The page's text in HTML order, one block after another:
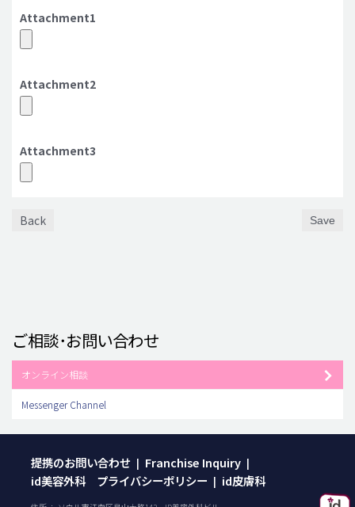
Attachment1
Attachment2
Attachment3
Back Save
ご相談･お問い合わせ
オンライン相談
Messenger Channel
提携のお問い合わせ | Franchise Inquiry |
id美容外科 プライバシーポリシー | id皮膚科